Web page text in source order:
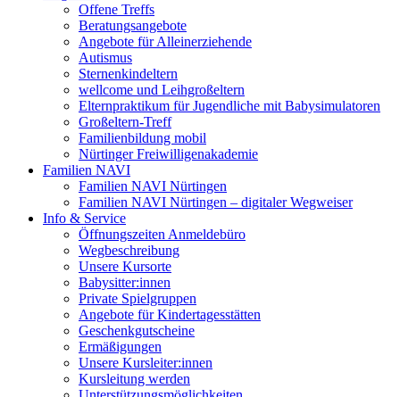
Offene Treffs
Beratungsangebote
Angebote für Alleinerziehende
Autismus
Sternenkindeltern
wellcome und Leihgroßeltern
Elternpraktikum für Jugendliche mit Babysimulatoren
Großeltern-Treff
Familienbildung mobil
Nürtinger Freiwilligenakademie
Familien NAVI
Familien NAVI Nürtingen
Familien NAVI Nürtingen – digitaler Wegweiser
Info & Service
Öffnungszeiten Anmeldebüro
Wegbeschreibung
Unsere Kursorte
Babysitter:innen
Private Spielgruppen
Angebote für Kindertagesstätten
Geschenkgutscheine
Ermäßigungen
Unsere Kursleiter:innen
Kursleitung werden